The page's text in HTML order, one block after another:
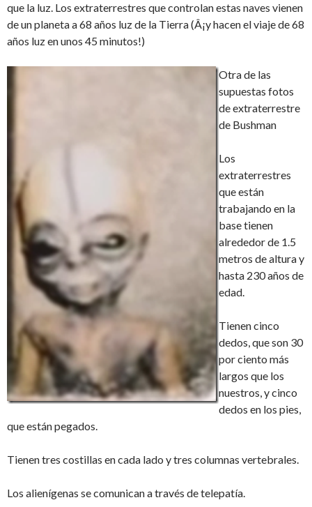
que la luz. Los extraterrestres que controlan estas naves vienen
de un planeta a 68 años luz de la Tierra (Â¡y hacen el viaje de 68
años luz en unos 45 minutos!)
Otra de las
supuestas fotos
de extraterrestre
de Bushman
Los
extraterrestres
que están
trabajando en la
base tienen
alrededor de 1.5
metros de altura y
hasta 230 años de
edad.
Tienen cinco
dedos, que son 30
por ciento más
largos que los
nuestros, y cinco
dedos en los pies,
que están pegados.
Tienen tres costillas en cada lado y tres columnas vertebrales.
Los alienígenas se comunican a través de telepatía.